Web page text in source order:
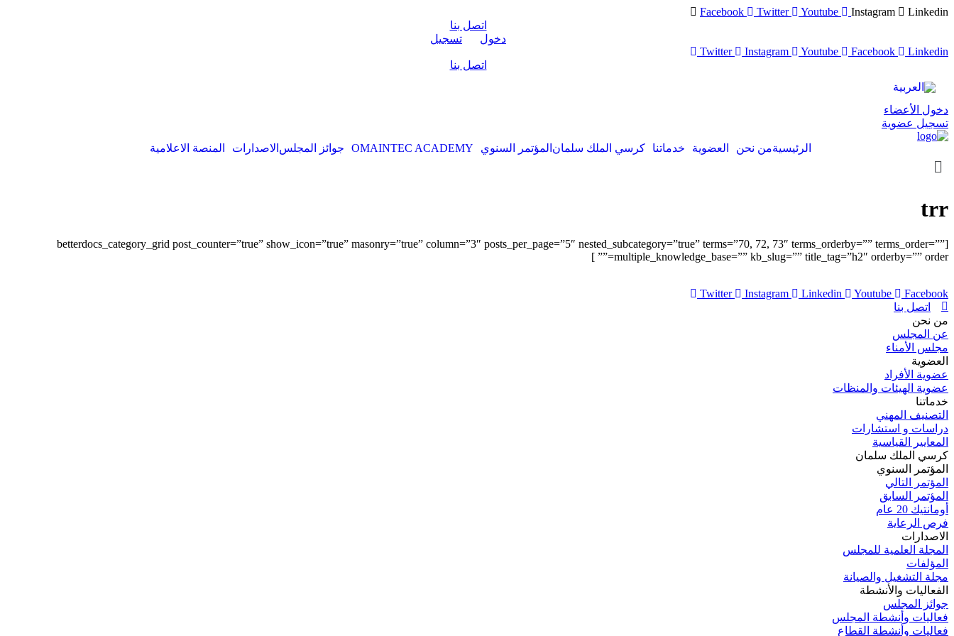
Facebook Twitter Youtube Instagram
Linkedin
اتصل بنا
دخول
تسجيل
Twitter
Instagram Youtube Facebook
Linkedin
اتصل بنا
دخول الأعضاء
تسجيل عضوية
الرئيسيةمن نحن العضوية خدماتنا كرسي الملك سلمان المؤتمر السنوي OMAINTEC ACADEMY جوائز المجلس الاصدارات المنصة الاعلامية
trr
[betterdocs_category_grid post_counter=”true” show_icon=”true” masonry=”true” column=”3″ posts_per_page=”5″ nested_subcategory=”true” terms=”70, 72, 73″ terms_orderby=”” terms_order=””
multiple_knowledge_base=”” kb_slug=”” title_tag=”h2″ orderby=”” order=”” ]
Twitter Instagram Linkedin Youtube
Facebook
اتصل بنا
من نحن
عن المجلس
مجلس الأمناء
العضوية
عضوية الأفراد
عضوية الهيئات والمنظات
خدماتنا
التصنيف المهني
دراسات و استشارات
المعايير القياسية
كرسي الملك سلمان
المؤتمر السنوي
المؤتمر التالي
المؤتمر السابق
أومانتيك 20 عام
فرص الرعاية
الاصدارات
المجلة العلمية للمجلس
المؤلفات
مجلة التشغيل والصيانة
الفعاليات والأنشطة
جوائز المجلس
فعاليات وأنشطة المجلس
فعاليات وأنشطة القطاع